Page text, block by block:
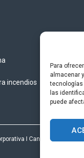
Para
almacenar
tecnologías
las
puede
incendios
Canal Interno